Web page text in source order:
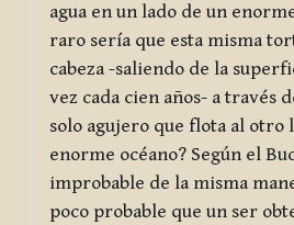
agua en un lado de un
raro sería que esta misma
cabeza -saliendo de la
vez cada cien años- a través
solo agujero que flota al otro
enorme océano? Según el
improbable de la misma
poco probable que un ser